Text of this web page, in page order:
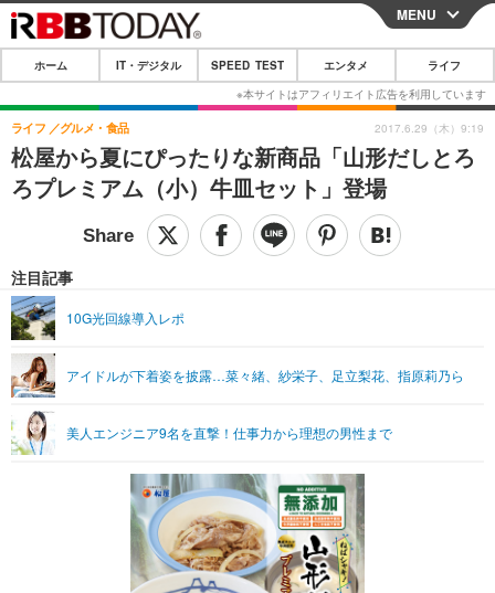
CLOSE
ホーム
IT・デジタル
IT・デジタルTOP スマートフォン
ショッピング その他
SPEED TEST
エンタメTOP 映画・ドラマ
グラビア ブログ
ショッピング その他
ライフTOP
リリース一覧
プッシュ通知の停止方法
MENU
ホーム IT・デジタル SPEED TEST エンタメ ライフ
松屋から夏にぴったりな新商品「山形だしとろ
ろプレミアム（小）牛皿セット」登場
ライフ グルメ・食品
注目記事
10G光回線導入レポ
アイドルが下着姿を披露…菜々緒、紗栄子、足立梨花、指原莉乃ら
美人エンジニア9名を直撃！仕事力から理想の男性まで
2017.6.29（木）9:19